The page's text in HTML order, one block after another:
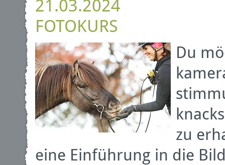
21.03.2024
FOTOKURS
Du
zu
eine Einführung in die